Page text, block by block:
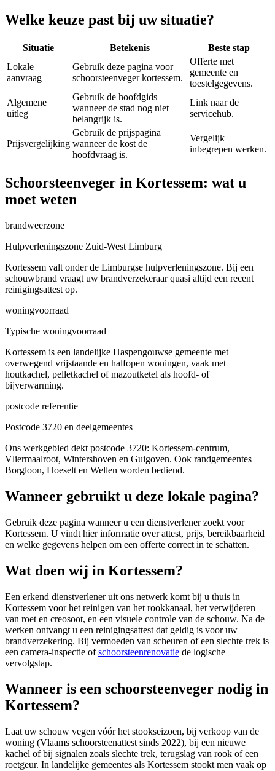
Welke keuze past bij uw situatie?
Situatie Betekenis
Beste stap
Lokale
aanvraag
Gebruik deze pagina voor
schoorsteenveger kortessem.
Offerte met
gemeente en
toestelgegevens.
Algemene
uitleg
Gebruik de hoofdgids
wanneer de stad nog niet
belangrijk is.
Link naar de
servicehub.
Prijsvergelijking
Gebruik de prijspagina
wanneer de kost de
hoofdvraag is.
Vergelijk
inbegrepen werken.
Schoorsteenveger in Kortessem: wat u
moet weten
brandweerzone
Hulpverleningszone Zuid-West Limburg
Kortessem valt onder de Limburgse hulpverleningszone. Bij een
schouwbrand vraagt uw brandverzekeraar quasi altijd een recent
reinigingsattest op.
woningvoorraad
Typische woningvoorraad
Kortessem is een landelijke Haspengouwse gemeente met
overwegend vrijstaande en halfopen woningen, vaak met
houtkachel, pelletkachel of mazoutketel als hoofd- of
bijverwarming.
postcode referentie
Postcode 3720 en deelgemeentes
Ons werkgebied dekt postcode 3720: Kortessem-centrum,
Vliermaalroot, Wintershoven en Guigoven. Ook randgemeentes
Borgloon, Hoeselt en Wellen worden bediend.
Wanneer gebruikt u deze lokale pagina?
Gebruik deze pagina wanneer u een dienstverlener zoekt voor
Kortessem. U vindt hier informatie over attest, prijs, bereikbaarheid
en welke gegevens helpen om een offerte correct in te schatten.
Wat doen wij in Kortessem?
Een erkend dienstverlener uit ons netwerk komt bij u thuis in
Kortessem voor het reinigen van het rookkanaal, het verwijderen
van roet en creosoot, en een visuele controle van de schouw. Na de
werken ontvangt u een reinigingsattest dat geldig is voor uw
brandverzekering. Bij vermoeden van scheuren of een slechte trek is
een camera-inspectie ofschoorsteenrenovatie de logische
vervolgstap.
Wanneer is een schoorsteenveger nodig in
Kortessem?
Laat uw schouw vegen vóór het stookseizoen, bij verkoop van de
woning (Vlaams schoorsteenattest sinds 2022), bij een nieuwe
kachel of bij signalen zoals slechte trek, terugslag van rook of een
roetgeur. In landelijke gemeentes als Kortessem stookt men vaak op